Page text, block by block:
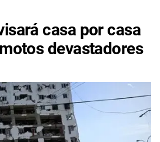
casa por casa
devastadores